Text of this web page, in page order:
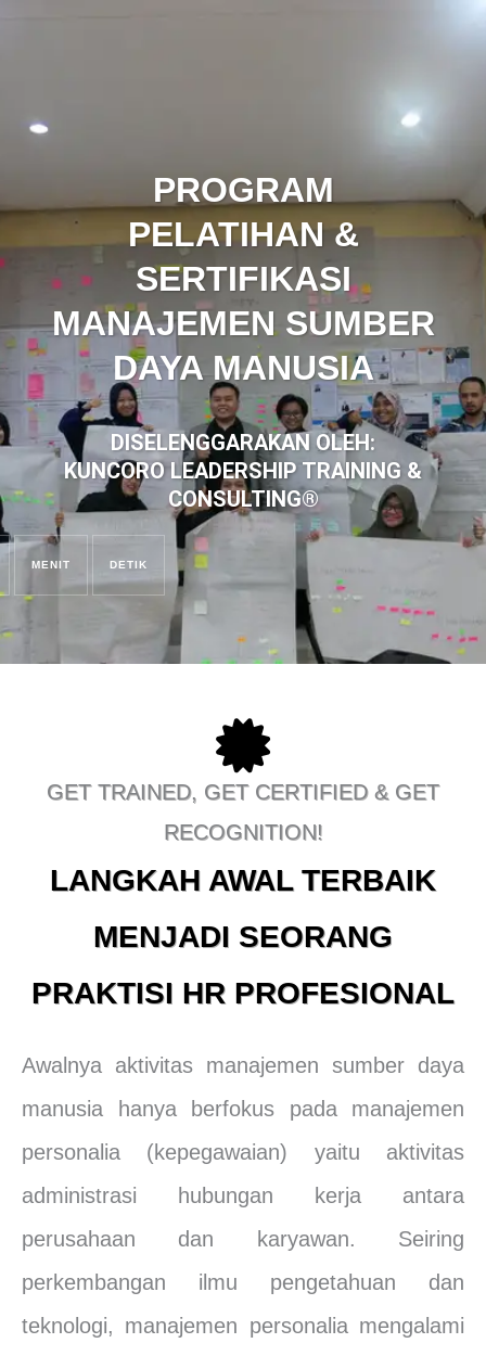
PROGRAM
PELATIHAN &
SERTIFIKASI
MANAJEMEN SUMBER
DAYA MANUSIA
DISELENGGARAKAN OLEH:
KUNCORO LEADERSHIP TRAINING &
CONSULTING®
MENIT DETIK
GET TRAINED, GET CERTIFIED & GET
RECOGNITION!
LANGKAH AWAL TERBAIK
MENJADI SEORANG
PRAKTISI HR PROFESIONAL
Awalnya aktivitas manajemen sumber daya
manusia hanya berfokus pada manajemen
personalia (kepegawaian) yaitu aktivitas
administrasi hubungan kerja antara
perusahaan dan karyawan. Seiring
perkembangan ilmu pengetahuan dan
teknologi, manajemen personalia mengalami